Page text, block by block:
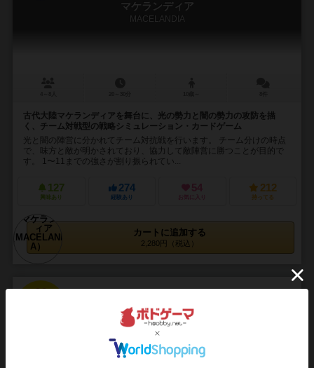
マケランディア
MACELANDIA
古代大陸マケランディアを舞台に、光の勢力と闇の勢力の攻防を描
く、チーム対戦型の戦略シミュレーション・カードゲーム
光と闇の陣営に分かれてチーム対抗戦を行います。 チーム分けの時点
で、味方と敵が明かされており、協力して敵陣営に勝つことが目的で
す。 1〜11までの強さが割り振られてい...
127
興味あり
274
経験あり
54
お気に入り
212
持ってる
カートに追加する
2,280円（税込）
ボトムズタクティクス
VOTOMS TACTICS